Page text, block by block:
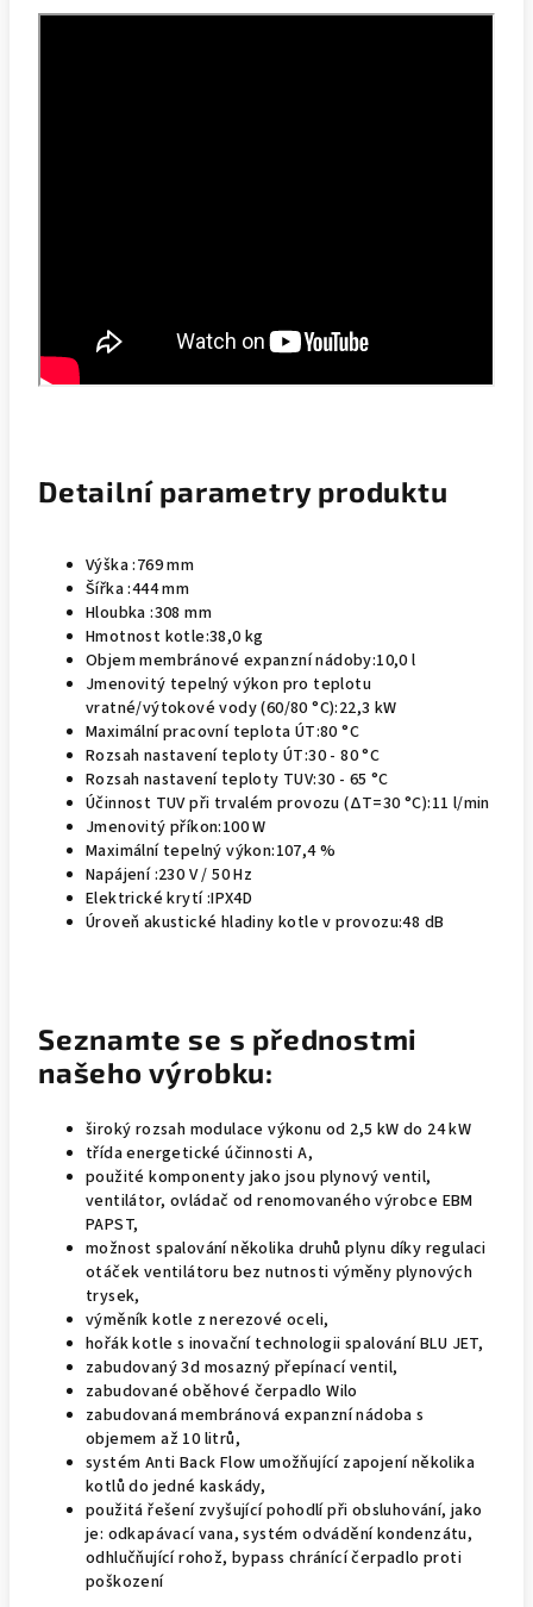
Detailní parametry produktu
Výška :769 mm
Šířka :444 mm
Hloubka :308 mm
Hmotnost kotle:38,0 kg
Objem membránové expanzní nádoby:10,0 l
Jmenovitý tepelný výkon pro teplotu
vratné/výtokové vody (60/80 °C):22,3 kW
Maximální pracovní teplota ÚT:80 °C
Rozsah nastavení teploty ÚT:30 - 80 °C
Rozsah nastavení teploty TUV:30 - 65 °C
Účinnost TUV při trvalém provozu (ΔT=30 °C):11 l/min
Jmenovitý příkon:100 W
Maximální tepelný výkon:107,4 %
Napájení :230 V / 50 Hz
Elektrické krytí :IPX4D
Úroveň akustické hladiny kotle v provozu:48 dB
Seznamte se s přednostmi
našeho výrobku:
široký rozsah modulace výkonu od 2,5 kW do 24 kW
třída energetické účinnosti A,
použité komponenty jako jsou plynový ventil,
ventilátor, ovládač od renomovaného výrobce EBM
PAPST,
možnost spalování několika druhů plynu díky regulaci
otáček ventilátoru bez nutnosti výměny plynových
trysek,
výměník kotle z nerezové oceli,
hořák kotle s inovační technologii spalování BLU JET,
zabudovaný 3d mosazný přepínací ventil,
zabudované oběhové čerpadlo Wilo
zabudovaná membránová expanzní nádoba s
objemem až 10 litrů,
systém Anti Back Flow umožňující zapojení několika
kotlů do jedné kaskády,
použitá řešení zvyšující pohodlí při obsluhování, jako
je: odkapávací vana, systém odvádění kondenzátu,
odhlučňující rohož, bypass chránící čerpadlo proti
poškození